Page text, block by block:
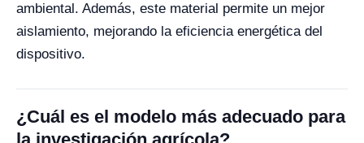
ambiental. Además, este material permite un mejor
aislamiento, mejorando la eficiencia energética del
dispositivo.
¿Cuál es el modelo más adecuado para